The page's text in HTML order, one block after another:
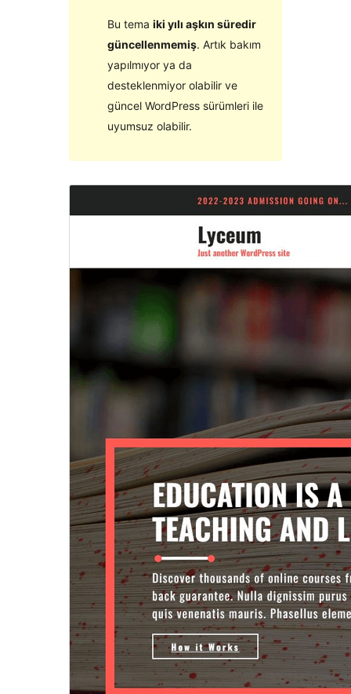
Bu tema iki yılı aşkın süredir
güncellenmemiş. Artık bakım
yapılmıyor ya da
desteklenmiyor olabilir ve
güncel WordPress sürümleri ile
uyumsuz olabilir.